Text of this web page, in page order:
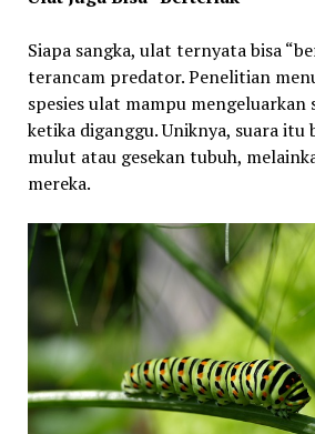
Siapa sangka, ulat ternyata bisa
terancam predator. Penelitian
spesies ulat mampu mengeluarkan
ketika diganggu. Uniknya, suara itu
mulut atau gesekan tubuh,
mereka.